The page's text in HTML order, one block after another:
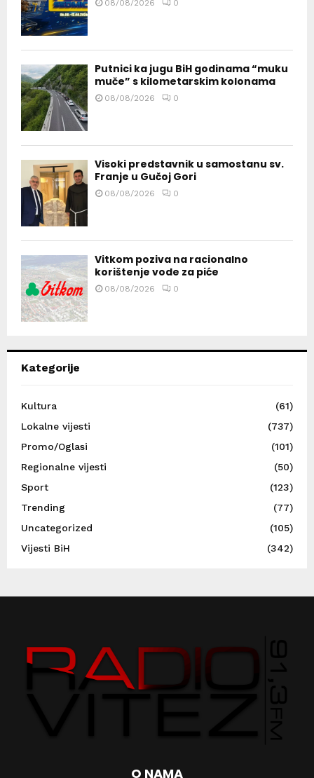
08/08/2026 0
Putnici ka jugu BiH godinama “muku
muče” s kilometarskim kolonama
08/08/2026 0
Visoki predstavnik u samostanu sv.
Franje u Gučoj Gori
08/08/2026 0
Vitkom poziva na racionalno
korištenje vode za piće
08/08/2026 0
Kategorije
Kultura
(61)
Lokalne vijesti
(737)
Promo/Oglasi
(101)
Regionalne vijesti
(50)
Sport
(123)
Trending
(77)
Uncategorized
(105)
Vijesti BiH
(342)
O NAMA